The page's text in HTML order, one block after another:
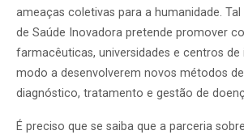
ameaças coletivas para a humanidade.
de Saúde Inovadora pretende promover
farmacêuticas, universidades e centros de
modo a desenvolverem novos métodos
diagnóstico, tratamento e gestão de
É preciso que se saiba que a parceria